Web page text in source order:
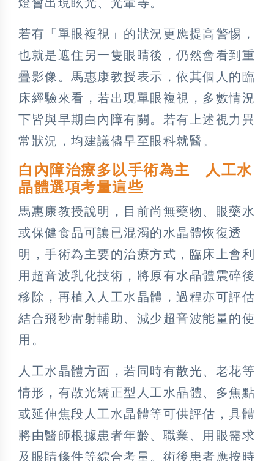
若有「單眼複視」的狀況更應提高警惕，
也就是遮住另一隻眼睛後，仍然會看到重
疊影像。馬惠康教授表示，依其個人的臨
床經驗來看，若出現單眼複視，多數情況
下皆與早期白內障有關。若有上述視力異
常狀況，均建議儘早至眼科就醫。
白內障治療多以手術為主 人工水
晶體選項考量這些
馬惠康教授說明，目前尚無藥物、眼藥水
或保健食品可讓已混濁的水晶體恢復透
明，手術為主要的治療方式，臨床上會利
用超音波乳化技術，將原有水晶體震碎後
移除，再植入人工水晶體，過程亦可評估
結合飛秒雷射輔助、減少超音波能量的使
用。
人工水晶體方面，若同時有散光、老花等
情形，有散光矯正型人工水晶體、多焦點
或延伸焦段人工水晶體等可供評估，具體
將由醫師根據患者年齡、職業、用眼需求
及眼睛條件等綜合考量。術後患者應按時